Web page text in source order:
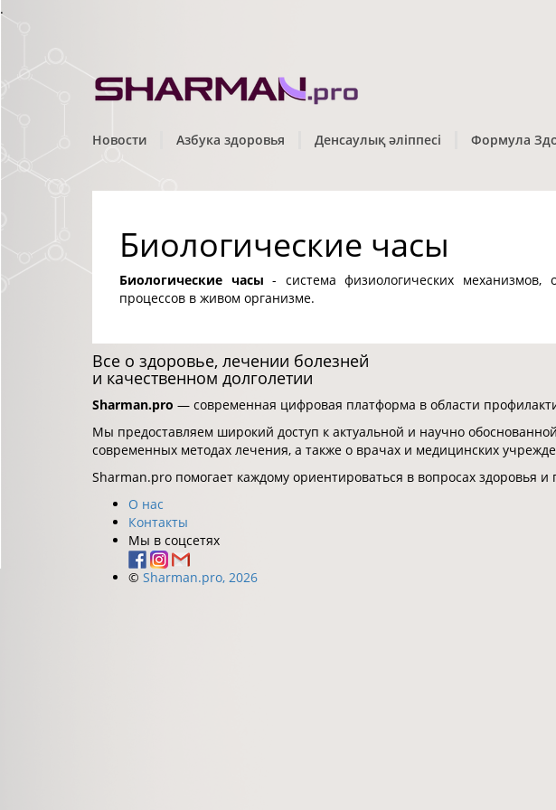
.
Новости Азбука здоровья Денсаулық әліппесі Формула
Биологические часы
Биологические часы - система физиологических механизмов,
процессов в живом организме.
Все о здоровье, лечении болезней
и качественном долголетии
Sharman.pro — современная цифровая платформа в области
Мы предоставляем широкий доступ к актуальной и научно
современных методах лечения, а также о врачах и медицинских
Sharman.pro помогает каждому ориентироваться в вопросах
О нас
Контакты
Мы в соцсетях
© Sharman.pro, 2026